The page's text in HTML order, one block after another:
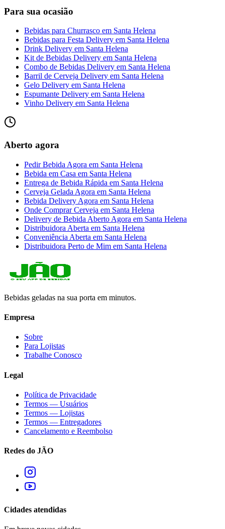
Para sua ocasião
Bebidas para Churrasco em Santa Helena
Bebidas para Festa Delivery em Santa Helena
Drink Delivery em Santa Helena
Kit de Bebidas Delivery em Santa Helena
Combo de Bebidas Delivery em Santa Helena
Barril de Cerveja Delivery em Santa Helena
Gelo Delivery em Santa Helena
Espumante Delivery em Santa Helena
Vinho Delivery em Santa Helena
Aberto agora
Pedir Bebida Agora em Santa Helena
Bebida em Casa em Santa Helena
Entrega de Bebida Rápida em Santa Helena
Cerveja Gelada Agora em Santa Helena
Bebida Delivery Agora em Santa Helena
Onde Comprar Cerveja em Santa Helena
Delivery de Bebida Aberto Agora em Santa Helena
Distribuidora Aberta em Santa Helena
Conveniência Aberta em Santa Helena
Distribuidora Perto de Mim em Santa Helena
Bebidas geladas na sua porta em minutos.
Empresa
Sobre
Para Lojistas
Trabalhe Conosco
Legal
Política de Privacidade
Termos — Usuários
Termos — Lojistas
Termos — Entregadores
Cancelamento e Reembolso
Redes do JÃO
Cidades atendidas